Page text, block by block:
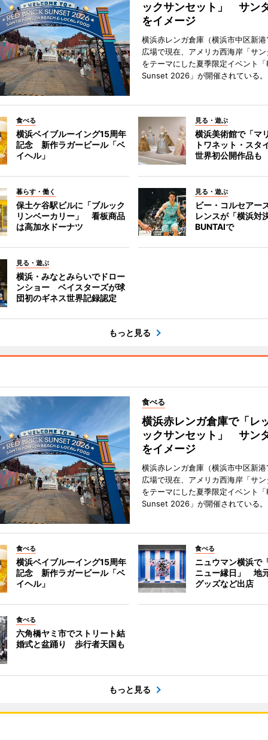
ックサンセット」 サン
をイメージ
横浜赤レンガ倉庫（横浜市中区新港
広場で現在、アメリカ西海岸「サ
をテーマにした夏季限定イベント
Sunset 2026」が開催されている。
食べる
横浜ベイブルーイング15周年
記念 新作ラガービール「ベ
イヘル」
見る・遊ぶ
横浜美術館で「マ
トワネット・ス
世界初公開作品も
暮らす・働く
保土ケ谷駅ビルに「ブルック
リンベーカリー」 看板商品
は高加水ドーナツ
見る・遊ぶ
ビー・コルセアー
レンスが「横浜
BUNTAIで
見る・遊ぶ
横浜・みなとみらいでドロー
ンショー ベイスターズが球
団初のギネス世界記録認定
もっと見る
食べる
横浜赤レンガ倉庫で「レ
ックサンセット」 サン
をイメージ
横浜赤レンガ倉庫（横浜市中区新港
広場で現在、アメリカ西海岸「サ
をテーマにした夏季限定イベント
Sunset 2026」が開催されている。
食べる
横浜ベイブルーイング15周年
記念 新作ラガービール「ベ
イヘル」
食べる
ニュウマン横浜で
ニュー縁日」 地
グッズなど出店
食べる
六角橋ヤミ市でストリート結
婚式と盆踊り 歩行者天国も
もっと見る